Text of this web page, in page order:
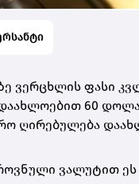
ვერცხლის ფასი
60
ღირებულება
ვალუტით